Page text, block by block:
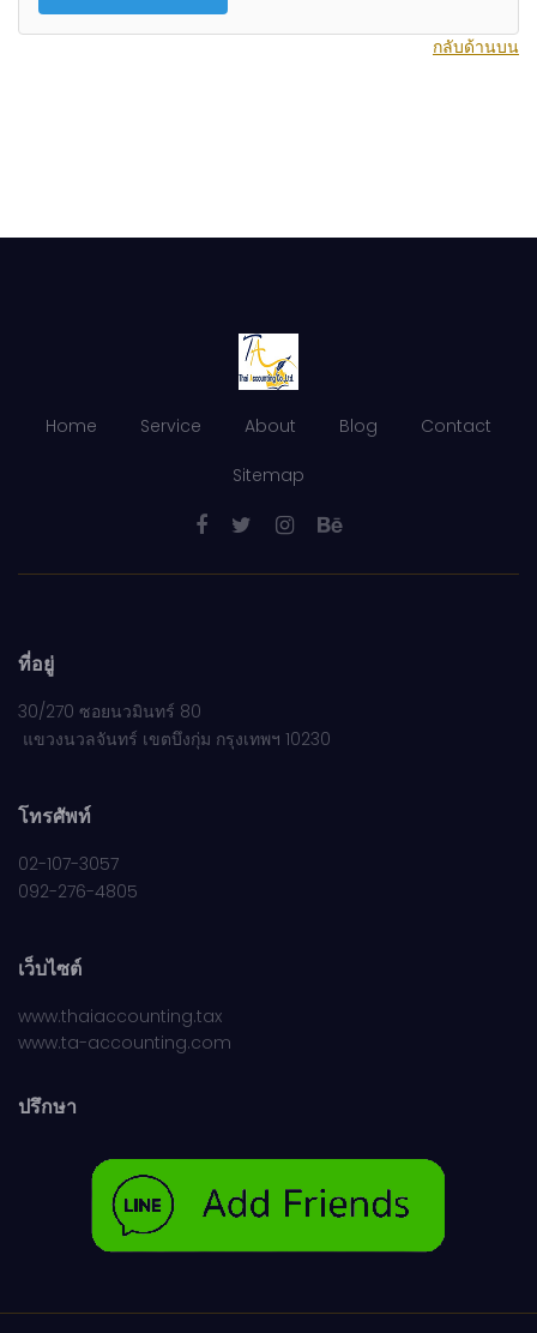
กลับด้านบน
Home Service About Blog Contact
Sitemap
ที่อยู่
30/270 ซอยนวมินทร์ 80
แขวงนวลจันทร์ เขตบึงกุ่ม กรุงเทพฯ 10230
โทรศัพท์
02-107-3057
092-276-4805
เว็บไซต์
www.thaiaccounting.tax
www.ta-accounting.com
ปรึกษา